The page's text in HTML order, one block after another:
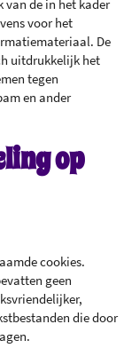
van de in het kader
voor het
De
uitdrukkelijk het
tegen
en ander
op
cookies.
geen
die door